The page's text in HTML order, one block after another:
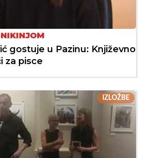
gostuje u Pazinu: Književno
za pisce
IZLOŽBE